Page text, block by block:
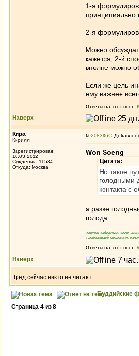
1-я
принципиально
2-я
Можно
кажется, 2-й
вполне можно
Если же цель
ему важнее
Ответы на этот пост:
Наверх
Кира
Кирилл
Зарегистрирован:
18.03.2012
Суждений: 11534
Откуда: Москва
№208386
Won Soeng
Цитата:
Но такое
голодными
контакта с
а разве
голода.
новичок на форуме,
и доверяющий сведениям,
Ответы на этот пост:
Наверх
Тред сейчас никто не читает.
Буддийские
Страница 4 из 8